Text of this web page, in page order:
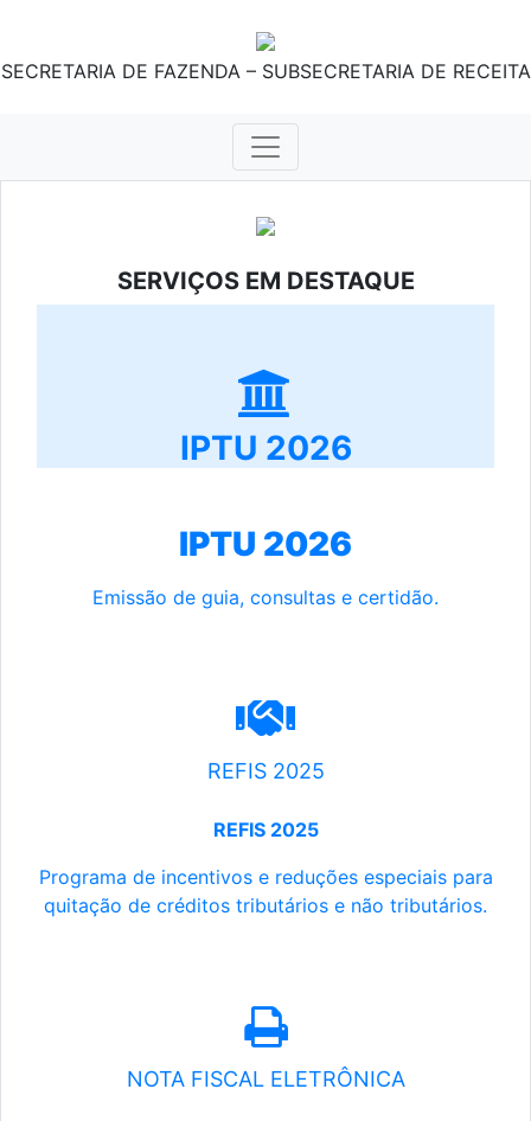
SECRETARIA DE FAZENDA – SUBSECRETARIA DE RECEITA
SERVIÇOS EM DESTAQUE
IPTU 2026
IPTU 2026
Emissão de guia, consultas e certidão.
REFIS 2025
REFIS 2025
Programa de incentivos e reduções especiais para
quitação de créditos tributários e não tributários.
NOTA FISCAL ELETRÔNICA